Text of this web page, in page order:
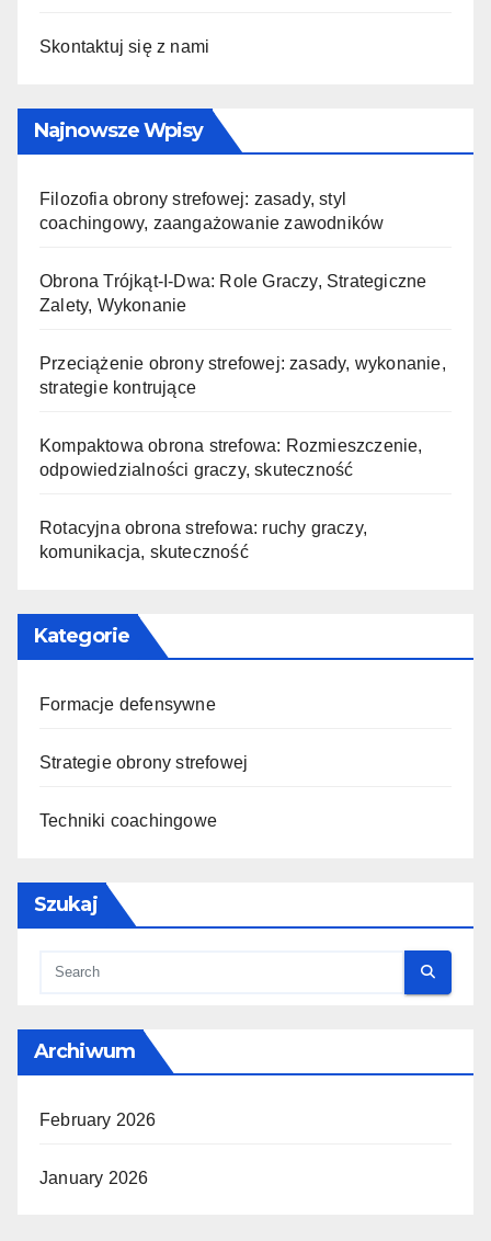
Skontaktuj się z nami
Najnowsze Wpisy
Filozofia obrony strefowej: zasady, styl
coachingowy, zaangażowanie zawodników
Obrona Trójkąt-I-Dwa: Role Graczy, Strategiczne
Zalety, Wykonanie
Przeciążenie obrony strefowej: zasady, wykonanie,
strategie kontrujące
Kompaktowa obrona strefowa: Rozmieszczenie,
odpowiedzialności graczy, skuteczność
Rotacyjna obrona strefowa: ruchy graczy,
komunikacja, skuteczność
Kategorie
Formacje defensywne
Strategie obrony strefowej
Techniki coachingowe
Szukaj
Archiwum
February 2026
January 2026